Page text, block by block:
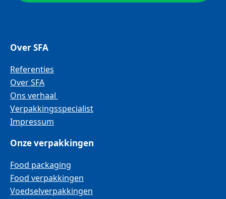
Over SFA
Referenties
Over SFA
Ons verhaal
Verpakkingsspecialist
Impressum
Onze verpakkingen
Food packaging
Food verpakkingen
Voedselverpakkingen